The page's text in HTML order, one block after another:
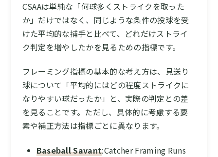
CSAAは単純な「何球多くストライクを取った
か」だけではなく、同じような条件の投球を受
けた平均的な捕手と比べて、どれだけストライ
ク判定を増やしたかを見るための指標です。
フレーミング指標の基本的な考え方は、見送り
球について「平均的にはどの程度ストライクに
なりやすい球だったか」と、実際の判定との差
を見ることです。ただし、具体的に考慮する要
素や補正方法は指標ごとに異なります。
Baseball Savant:Catcher Framing Runs